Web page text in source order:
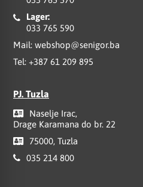
Lager:
033 765 590
Mail: webshop@senigor.ba
Tel: +387 61 209 895
PJ. Tuzla
Naselje Irac,
Drage Karamana do br. 22
75000, Tuzla
035 214 800